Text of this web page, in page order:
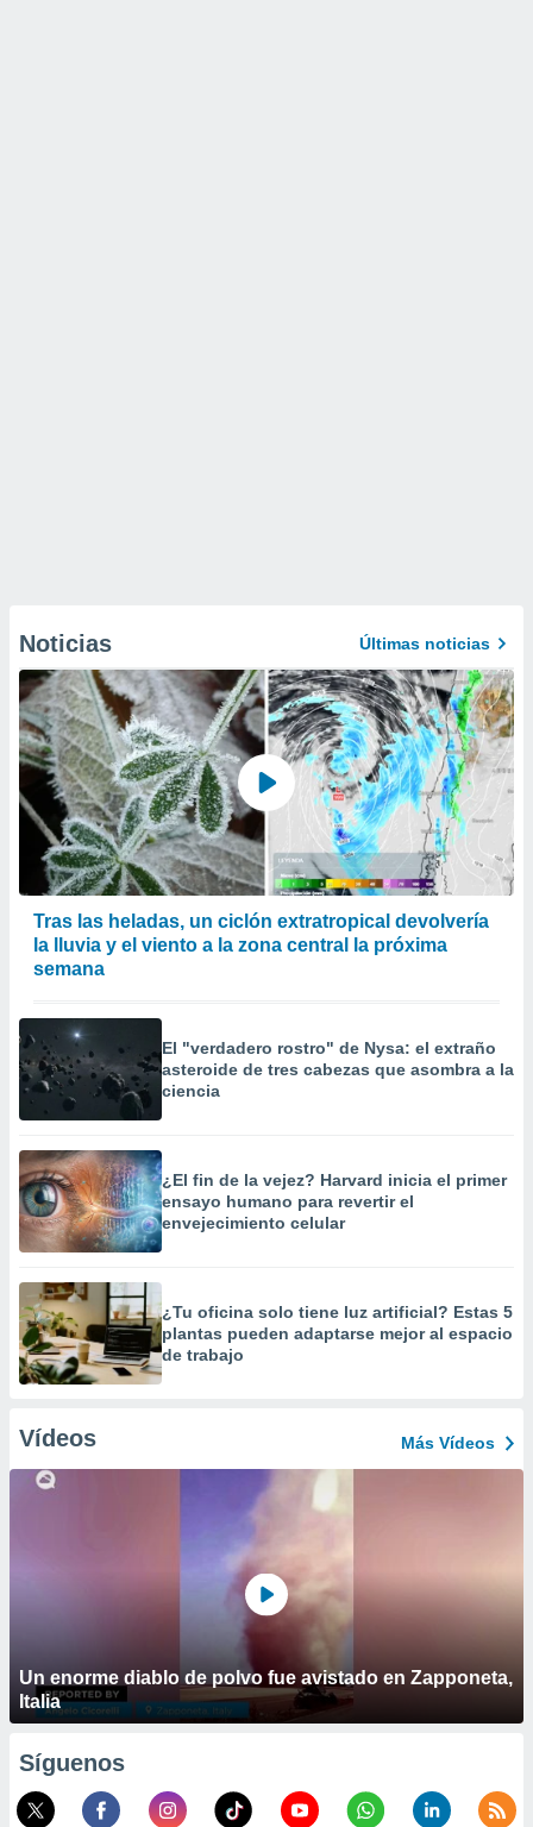
Noticias Últimas noticias
Tras las heladas, un ciclón extratropical devolvería
la lluvia y el viento a la zona central la próxima
semana
El "verdadero rostro" de Nysa: el extraño
asteroide de tres cabezas que asombra a la
ciencia
¿El fin de la vejez? Harvard inicia el primer
ensayo humano para revertir el
envejecimiento celular
¿Tu oficina solo tiene luz artificial? Estas 5
plantas pueden adaptarse mejor al espacio
de trabajo
Vídeos Más Vídeos
Un enorme diablo de polvo fue avistado en Zapponeta,
Italia
Síguenos